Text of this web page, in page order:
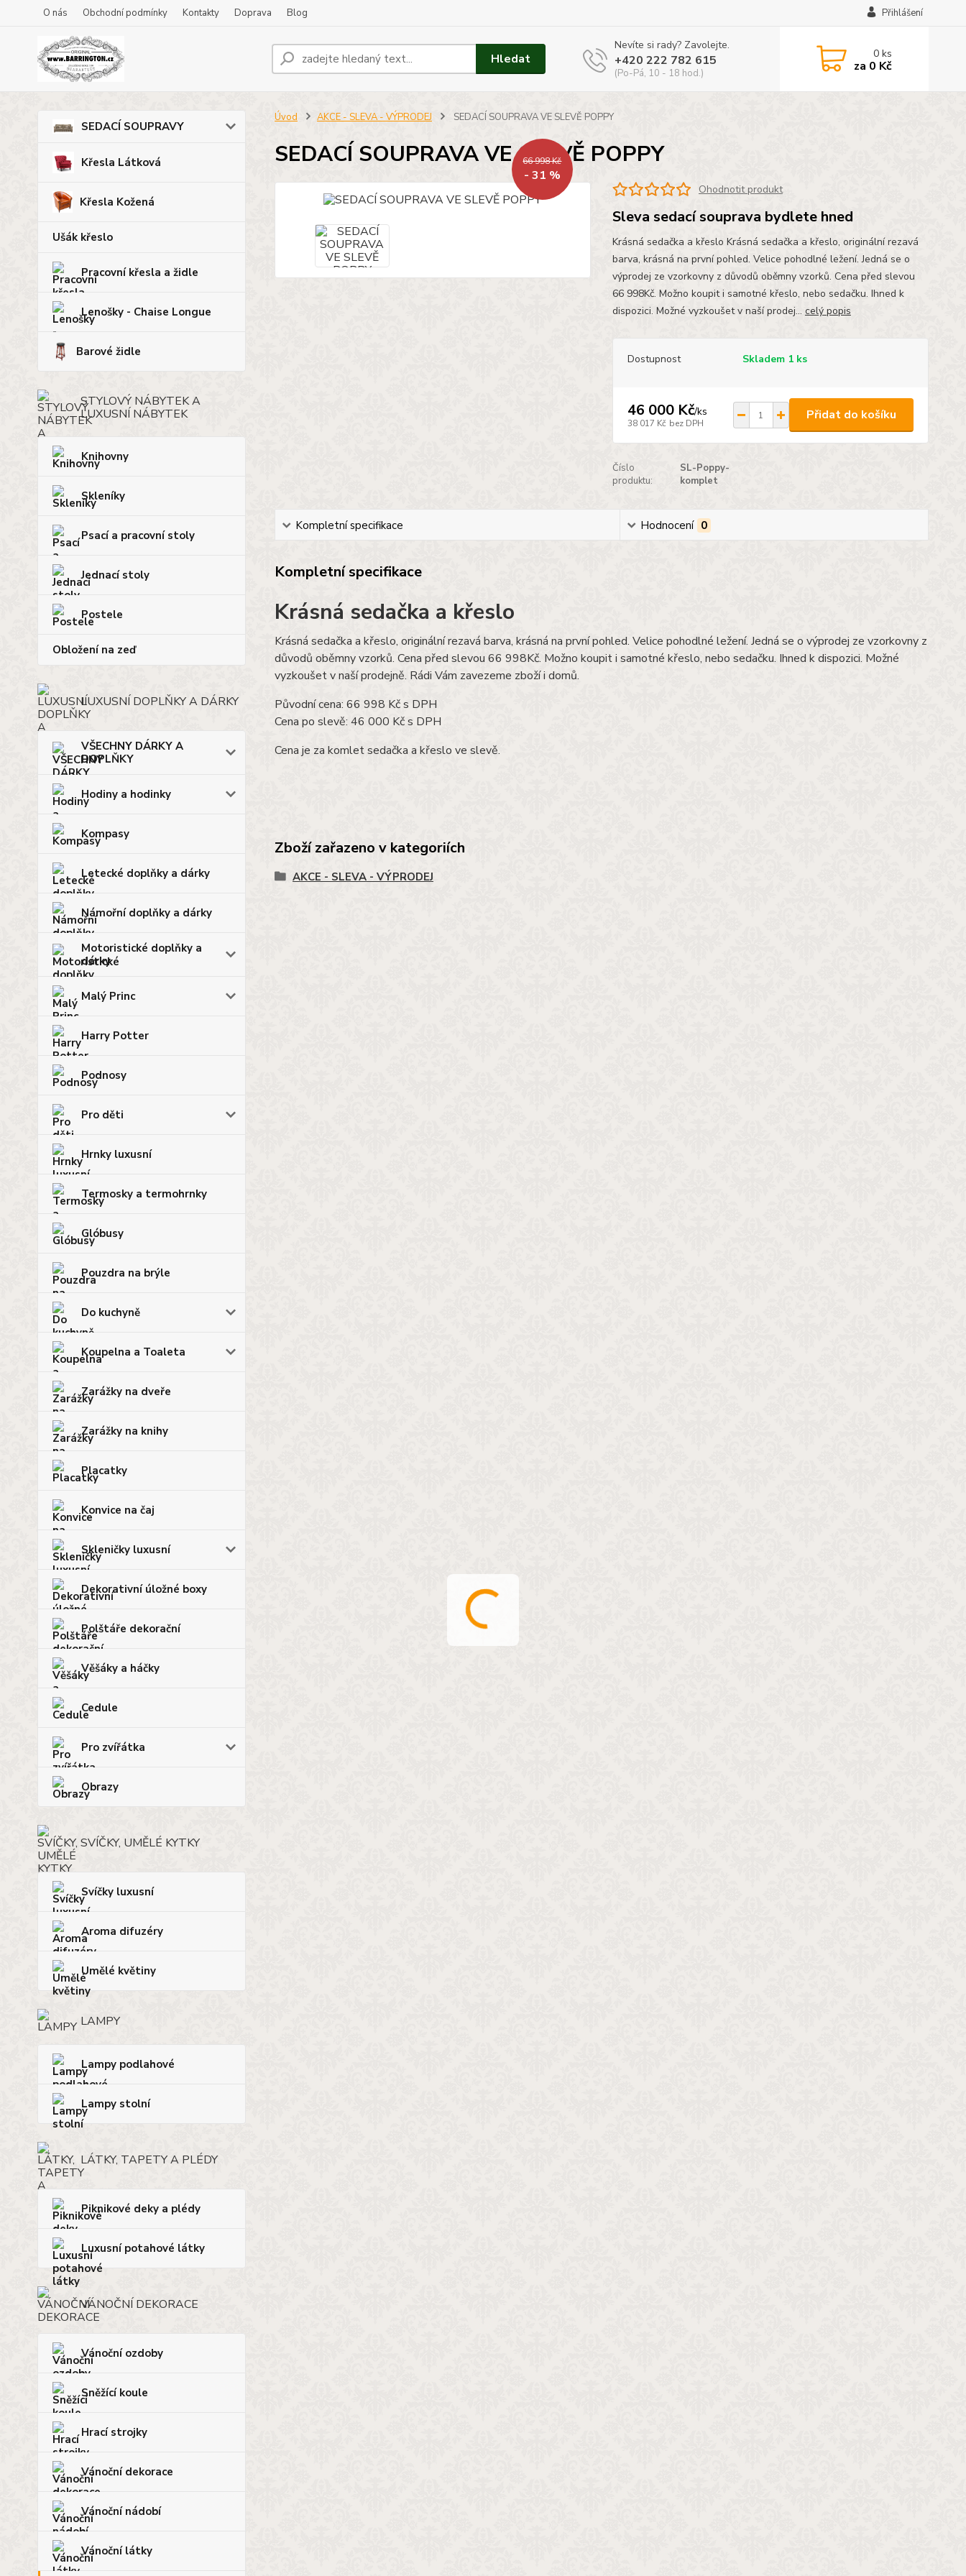
O nás Obchodní podmínky Kontakty Doprava Blog Přihlášení
Hledat
Nevíte si rady? Zavolejte.
+420 222 782 615
(Po-Pá, 10 - 18 hod.)
0ks
za 0 Kč
SEDACÍ SOUPRAVY
Křesla Látková
Křesla Kožená
Ušák křeslo
Pracovní křesla a židle
Lenošky - Chaise Longue
Barové židle
STYLOVÝ NÁBYTEK A
LUXUSNÍ NÁBYTEK
Knihovny
Skleníky
Psací a pracovní stoly
Jednací stoly
Postele
Obložení na zeď
LUXUSNÍ DOPLŇKY A DÁRKY
VŠECHNY DÁRKY A
DOPLŇKY
Hodiny a hodinky
Kompasy
Letecké doplňky a dárky
Námořní doplňky a dárky
Motoristické doplňky a
dárky
Malý Princ
Harry Potter
Podnosy
Pro děti
Hrnky luxusní
Termosky a termohrnky
Glóbusy
Pouzdra na brýle
Do kuchyně
Koupelna a Toaleta
Zarážky na dveře
Zarážky na knihy
Placatky
Konvice na čaj
Skleničky luxusní
Dekorativní úložné boxy
Polštáře dekorační
Věšáky a háčky
Cedule
Pro zvířátka
Obrazy
SVÍČKY, UMĚLÉ KYTKY
Svíčky luxusní
Aroma difuzéry
Umělé květiny
LAMPY
Lampy podlahové
Lampy stolní
LÁTKY, TAPETY A PLÉDY
Piknikové deky a plédy
Luxusní potahové látky
VÁNOČNÍ DEKORACE
Vánoční ozdoby
Sněžící koule
Hrací strojky
Vánoční dekorace
Vánoční nádobí
Vánoční látky
Úvod AKCE - SLEVA - VÝPRODEJ SEDACÍ SOUPRAVA VE SLEVĚ POPPY
SEDACÍ SOUPRAVA VE SLEVĚ POPPY
66 998 Kč
- 31 %
Ohodnotit produkt
Sleva sedací souprava bydlete hned
Krásná sedačka a křeslo Krásná sedačka a křeslo, originální rezavá
barva, krásná na první pohled. Velice pohodlné ležení. Jedná se o
výprodej ze vzorkovny z důvodů oběmny vzorků. Cena před slevou
66 998Kč. Možno koupit i samotné křeslo, nebo sedačku. Ihned k
dispozici. Možné vyzkoušet v naší prodej... celý popis
Dostupnost Skladem 1 ks
46 000 Kč/ks
38 017 Kč bez DPH
Přidat do košíku
Číslo
produktu:
SL-Poppy-
komplet
Kompletní specifikace Hodnocení 0
Kompletní specifikace
Krásná sedačka a křeslo
Krásná sedačka a křeslo, originální rezavá barva, krásná na první pohled. Velice pohodlné ležení. Jedná se o výprodej ze vzorkovny z
důvodů oběmny vzorků. Cena před slevou 66 998Kč. Možno koupit i samotné křeslo, nebo sedačku. Ihned k dispozici. Možné
vyzkoušet v naší prodejně. Rádi Vám zavezeme zboží i domů.
Původní cena: 66 998 Kč s DPH
Cena po slevě: 46 000 Kč s DPH
Cena je za komlet sedačka a křeslo ve slevě.
Zboží zařazeno v kategoriích
AKCE - SLEVA - VÝPRODEJ